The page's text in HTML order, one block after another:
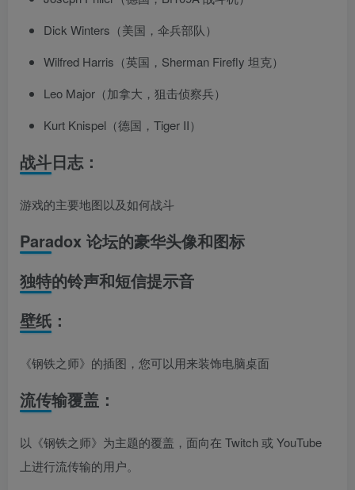
Dick Winters（美国，伞兵部队）
Wilfred Harris（英国，Sherman Firefly 坦克）
Leo Major（加拿大，狙击侦察兵）
Kurt Knispel（德国，Tiger II）
战斗日志：
游戏的主要地图以及如何战斗
Paradox 论坛的豪华头像和图标
独特的铃声和短信提示音
壁纸：
《钢铁之师》的插图，您可以用来装饰电脑桌面
流传输覆盖：
以《钢铁之师》为主题的覆盖，面向在 Twitch 或 YouTube
上进行流传输的用户。